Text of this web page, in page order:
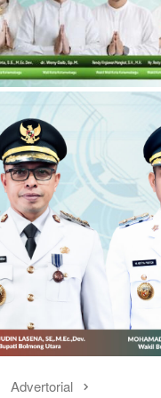
Advertorial